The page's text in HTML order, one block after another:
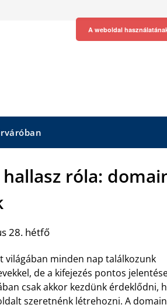
róla:
28. hétfő
világában minden nap találkozunk
de a kifejezés pontos
csak akkor kezdünk érdeklődni,
szeretnénk létrehozni. A
A weboldal